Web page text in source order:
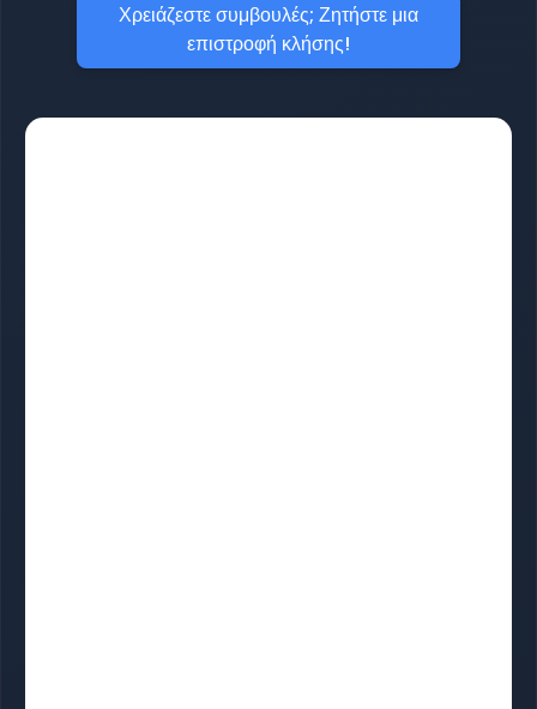
Χρειάζεστε συμβουλές; Ζητήστε μια
επιστροφή κλήσης!